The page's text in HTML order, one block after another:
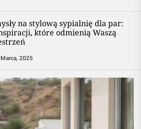
na stylową sypialnię dla par:
które odmienią Waszą
2025